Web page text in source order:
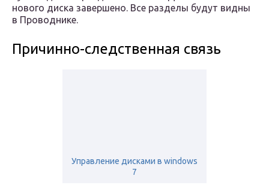
нового диска завершено. Все разделы будут видны
в Проводнике.
Причинно-следственная связь
Управление дисками в windows
7